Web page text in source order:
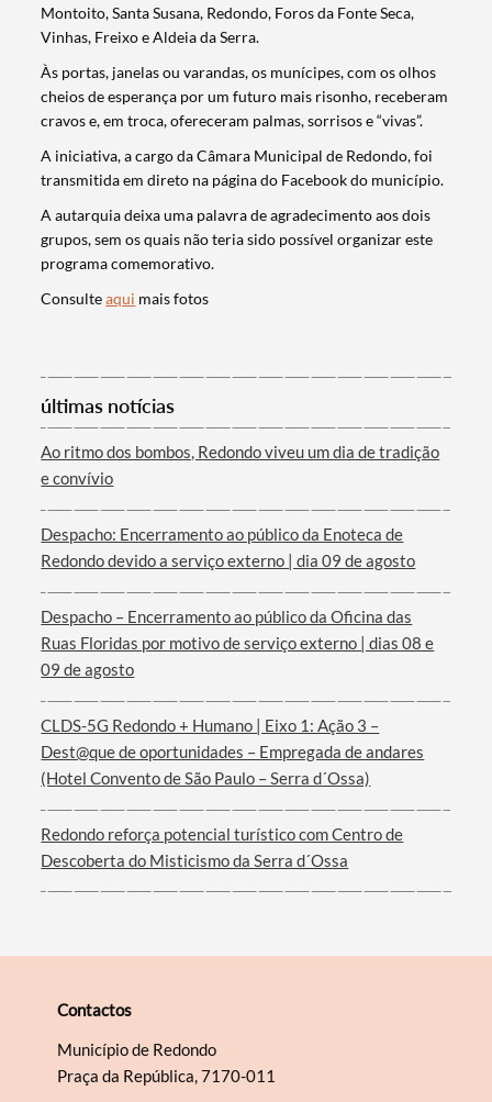
Categorias gerais
Filtros
Montoito, Santa Susana, Redondo, Foros da Fonte Seca,
Vinhas, Freixo e Aldeia da Serra.
Às portas, janelas ou varandas, os munícipes, com os olhos
cheios de esperança por um futuro mais risonho, receberam
cravos e, em troca, ofereceram palmas, sorrisos e “vivas”.
A iniciativa, a cargo da Câmara Municipal de Redondo, foi
transmitida em direto na página do Facebook do município.
A autarquia deixa uma palavra de agradecimento aos dois
grupos, sem os quais não teria sido possível organizar este
programa comemorativo.
Consulteaqui mais fotos
últimas notícias
Ao ritmo dos bombos, Redondo viveu um dia de tradição
e convívio
Despacho: Encerramento ao público da Enoteca de
Redondo devido a serviço externo | dia 09 de agosto
Despacho – Encerramento ao público da Oficina das
Ruas Floridas por motivo de serviço externo | dias 08 e
09 de agosto
CLDS-5G Redondo + Humano | Eixo 1: Ação 3 –
Dest@que de oportunidades – Empregada de andares
(Hotel Convento de São Paulo – Serra d´Ossa)
Redondo reforça potencial turístico com Centro de
Descoberta do Misticismo da Serra d´Ossa
Contactos
Município de Redondo
Praça da República, 7170-011